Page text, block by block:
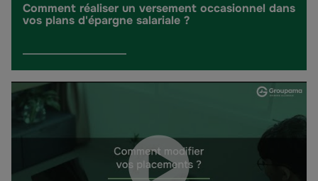
Comment réaliser un versement occasionnel dans
vos plans d'épargne salariale ?